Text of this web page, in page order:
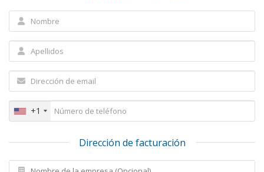
+1
Dirección de facturación